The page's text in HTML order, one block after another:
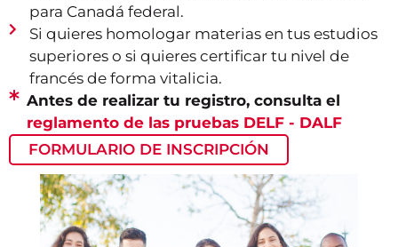
para Canadá federal.
Si quieres homologar materias en tus estudios
superiores o si quieres certificar tu nivel de
francés de forma vitalicia.
Antes de realizar tu registro, consulta el
reglamento de las pruebas DELF - DALF
FORMULARIO DE INSCRIPCIÓN